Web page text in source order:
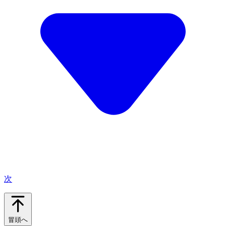
次
冒頭へ